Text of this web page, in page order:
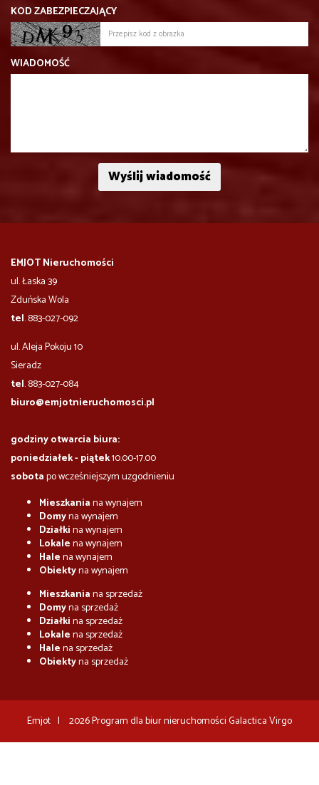
KOD ZABEZPIECZAJĄCY
WIADOMOŚĆ
EMJOT Nieruchomości
ul. Łaska 39
Zduńska Wola
tel. 883-027-092
ul. Aleja Pokoju 10
​​​​​Sieradz
tel. 883-027-084
biuro@emjotnieruchomosci.pl
godziny otwarcia biura:
poniedziałek - piątek10.00-17.00
sobotapo wcześniejszym uzgodnieniu
Mieszkaniana wynajem
Domyna wynajem
Działkina wynajem
Lokalena wynajem
Halena wynajem
Obiektyna wynajem
Mieszkaniana sprzedaż
Domyna sprzedaż
Działkina sprzedaż
Lokalena sprzedaż
Halena sprzedaż
Obiektyna sprzedaż
Emjot 2026Program dla biur nieruchomościGalactica Virgo